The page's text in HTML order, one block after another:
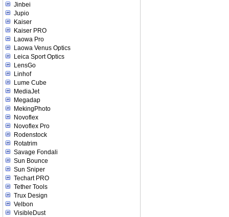
Jinbei
Jupio
Kaiser
Kaiser PRO
Laowa Pro
Laowa Venus Optics
Leica Sport Optics
LensGo
Linhof
Lume Cube
MediaJet
Megadap
MekingPhoto
Novoflex
Novoflex Pro
Rodenstock
Rotatrim
Savage Fondali
Sun Bounce
Sun Sniper
Techart PRO
Tether Tools
Trux Design
Velbon
VisibleDust